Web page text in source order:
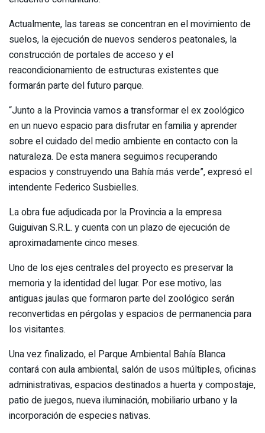
Actualmente, las tareas se concentran en el movimiento de
suelos, la ejecución de nuevos senderos peatonales, la
construcción de portales de acceso y el
reacondicionamiento de estructuras existentes que
formarán parte del futuro parque.
“Junto a la Provincia vamos a transformar el ex zoológico
en un nuevo espacio para disfrutar en familia y aprender
sobre el cuidado del medio ambiente en contacto con la
naturaleza. De esta manera seguimos recuperando
espacios y construyendo una Bahía más verde”, expresó el
intendente Federico Susbielles.
La obra fue adjudicada por la Provincia a la empresa
Guiguivan S.R.L. y cuenta con un plazo de ejecución de
aproximadamente cinco meses.
Uno de los ejes centrales del proyecto es preservar la
memoria y la identidad del lugar. Por ese motivo, las
antiguas jaulas que formaron parte del zoológico serán
reconvertidas en pérgolas y espacios de permanencia para
los visitantes.
Una vez finalizado, el Parque Ambiental Bahía Blanca
contará con aula ambiental, salón de usos múltiples, oficinas
administrativas, espacios destinados a huerta y compostaje,
patio de juegos, nueva iluminación, mobiliario urbano y la
incorporación de especies nativas.